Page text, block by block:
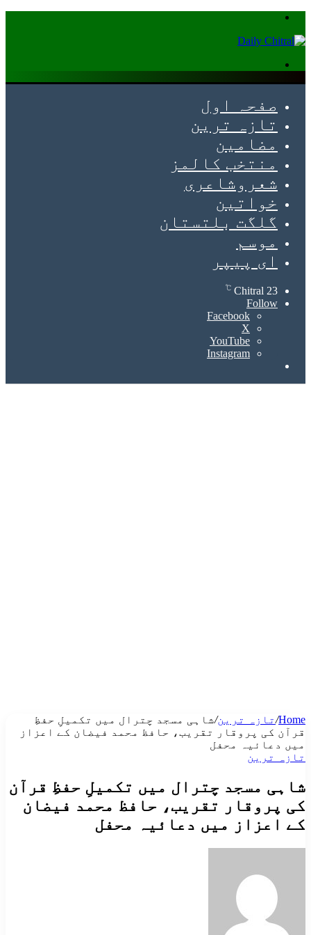
صفحہ اول
تازہ ترین
مضامین
منتخب کالمز
شعروشاعری
خواتین
گلگت بلتستان
موسم
ای پیپر
Chitral 23
℃
Follow
Facebook
X
YouTube
Instagram
Home
/تازہ ترین/شاہی مسجد چترال میں تکمیلِ حفظِ
قرآن کی پروقار تقریب، حافظ محمد فیضان کے اعزاز
میں دعائیہ محفل
تازہ ترین
شاہی مسجد چترال میں تکمیلِ حفظِ قرآن
کی پروقار تقریب، حافظ محمد فیضان
کے اعزاز میں دعائیہ محفل